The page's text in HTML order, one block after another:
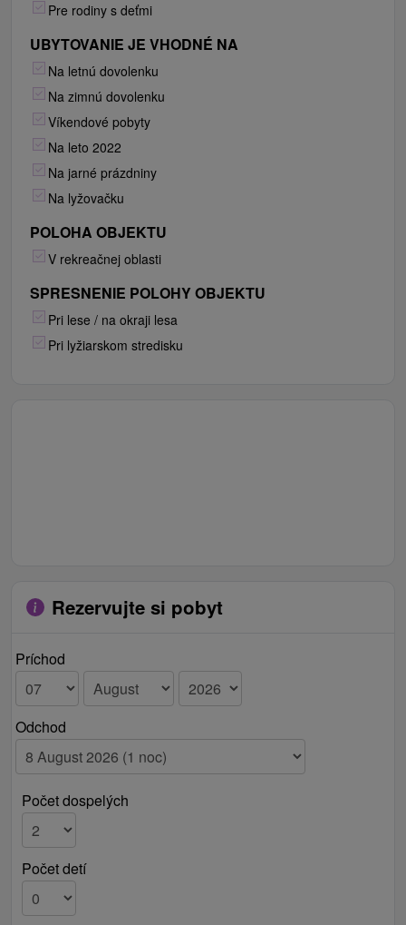
Pre rodiny s deťmi
UBYTOVANIE JE VHODNÉ NA
Na letnú dovolenku
Na zimnú dovolenku
Víkendové pobyty
Na leto 2022
Na jarné prázdniny
Na lyžovačku
POLOHA OBJEKTU
V rekreačnej oblasti
SPRESNENIE POLOHY OBJEKTU
Pri lese / na okraji lesa
Pri lyžiarskom stredisku
Rezervujte si pobyt
Príchod
Odchod
Počet dospelých
Počet detí